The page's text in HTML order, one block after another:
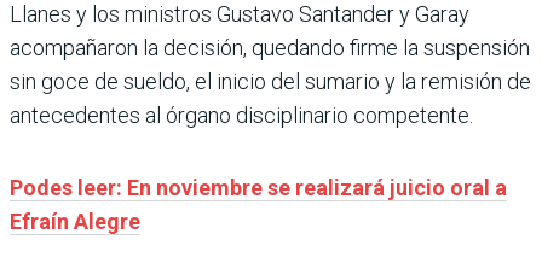
Llanes y los ministros Gustavo Santander y Garay
acompañaron la decisión, quedando firme la suspensión
sin goce de sueldo, el inicio del sumario y la remisión de
antecedentes al órgano disciplinario competente.
Podes leer: En noviembre se realizará juicio oral a
Efraín Alegre